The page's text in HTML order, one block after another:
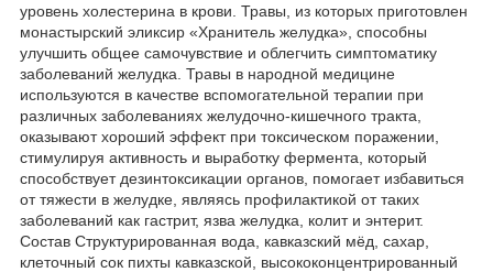
уровень холестерина в крови. Травы, из которых приготовлен
монастырский эликсир «Хранитель желудка», способны
улучшить общее самочувствие и облегчить симптоматику
заболеваний желудка. Травы в народной медицине
используются в качестве вспомогательной терапии при
различных заболеваниях желудочно-кишечного тракта,
оказывают хороший эффект при токсическом поражении,
стимулируя активность и выработку фермента, который
способствует дезинтоксикации органов, помогает избавиться
от тяжести в желудке, являясь профилактикой от таких
заболеваний как гастрит, язва желудка, колит и энтерит.
Состав Структурированная вода, кавказский мёд, сахар,
клеточный сок пихты кавказской, высококонцентрированный